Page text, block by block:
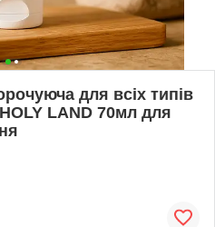
для всіх типів
LAND 70мл для